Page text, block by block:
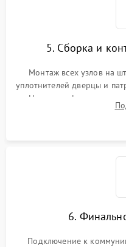
5. Сборка и
Монтаж всех узлов на
уплотнителей дверцы и
Надежная фиксация
сборка корпуса и
6.
Подключение к